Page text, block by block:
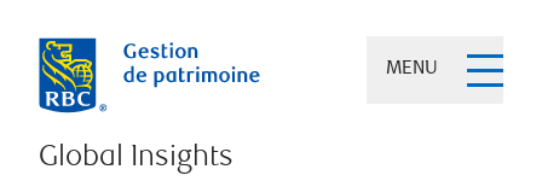
MENU
Global Insights